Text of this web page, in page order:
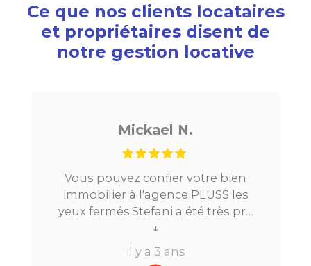
Ce que nos clients locataires
et propriétaires disent de
notre gestion locative
Mickael N.
Vous pouvez confier votre bien
immobilier à l'agence PLUSS les
yeux fermés.Stefani a été très pro
tout au long du processus.Très
réactive, elle a su répondre à
toutes mes questions en moins de
↓
il y a 3 ans